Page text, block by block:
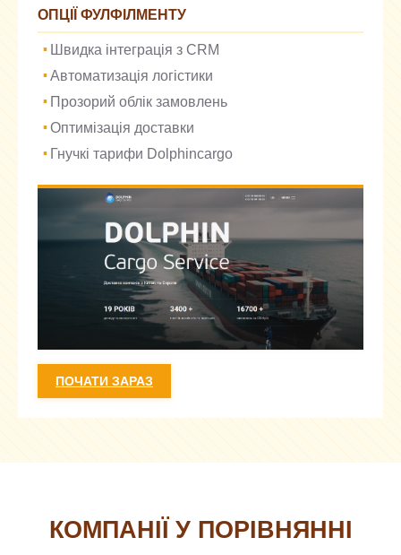
ОПЦІЇ ФУЛФІЛМЕНТУ
Швидка інтеграція з CRM
Автоматизація логістики
Прозорий облік замовлень
Оптимізація доставки
Гнучкі тарифи Dolphincargo
ПОЧАТИ ЗАРАЗ
КОМПАНІЇ У ПОРІВНЯННІ